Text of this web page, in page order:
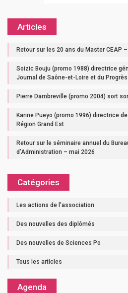
Articles
Retour sur les 20 ans du Master CEAP
Soizic Bouju (promo 1988) directrice
Journal de Saône-et-Loire et du Progrès
Pierre Dambreville (promo 2004) sort
Karine Pueyo (promo 1996) directrice
Région Grand Est
Retour sur le séminaire annuel du
d’Administration – mai 2026
Catégories
Les actions de l'association
Des nouvelles des diplômés
Des nouvelles de Sciences Po
Tous les articles
Agenda